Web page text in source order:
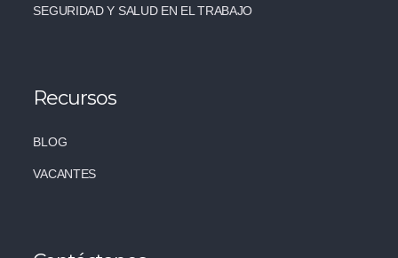
SEGURIDAD Y SALUD EN EL TRABAJO
Recursos
BLOG
VACANTES